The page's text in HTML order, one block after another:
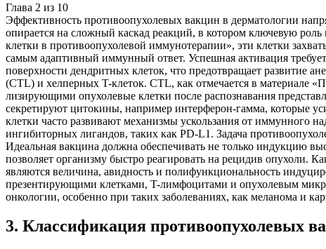
Глава 2 из 10
Эффективность противоопухолевых вакцин в дерматологии
опирается на сложный каскад реакций, в котором ключевую
клетки в противоопухолевой иммунотерапии», эти клетки
самым адаптивный иммунный ответ. Успешная активация
поверхности дендритных клеток, что предотвращает развитие
(CTL) и хелперных T-клеток. CTL, как отмечается в материале
лизирующими опухолевые клетки после распознавания
секретируют цитокины, например интерферон-гамма, которые
клетки часто развивают механизмы ускользания от иммунного
ингибиторных лигандов, таких как PD-L1. Задача
Идеальная вакцина должна обеспечивать не только индукцию
позволяет организму быстро реагировать на рецидив опухоли.
являются величина, авидность и полифункциональность
презентирующими клетками, T-лимфоцитами и опухолевым
онкологии, особенно при таких заболеваниях, как меланома и
3. Классификация противоопухолевых